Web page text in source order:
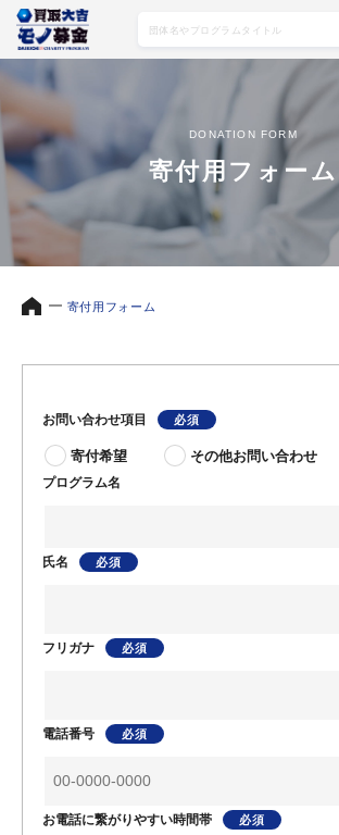
DONATION FORM
寄付用フォーム
寄付用フォーム
お問い合わせ項目
寄付希望 その他お問い合わせ
プログラム名
氏名
フリガナ
電話番号
お電話に繋がりやすい時間帯